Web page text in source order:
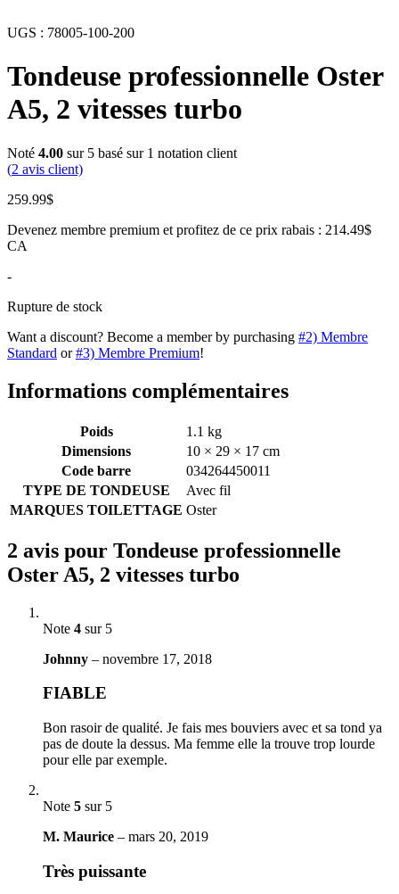
UGS : 78005-100-200
Tondeuse professionnelle Oster
A5, 2 vitesses turbo
Noté 4.00 sur 5 basé sur 1 notation client
(2 avis client)
259.99$
Devenez membre premium et profitez de ce prix rabais : 214.49$
CA
-
Rupture de stock
Want a discount? Become a member by purchasing #2) Membre
Standard or#3) Membre Premium!
Informations complémentaires
Poids
1.1 kg
Dimensions
10 × 29 × 17 cm
Code barre
034264450011
TYPE DE TONDEUSE
Avec fil
MARQUES TOILETTAGE Oster
2 avis pour Tondeuse professionnelle
Oster A5, 2 vitesses turbo
Note 4 sur 5
Johnny – novembre 17, 2018
FIABLE
Bon rasoir de qualité. Je fais mes bouviers avec et sa tond ya
pas de doute la dessus. Ma femme elle la trouve trop lourde
pour elle par exemple.
Note 5 sur 5
M. Maurice – mars 20, 2019
Très puissante